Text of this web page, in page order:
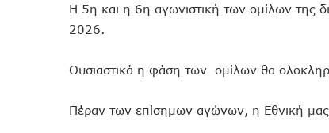
Η 5η και η 6η αγωνιστική των ομίλων της
2026.
Ουσιαστικά η φάση των ομίλων θα
Πέραν των επίσημων αγώνων, η Εθνική μας